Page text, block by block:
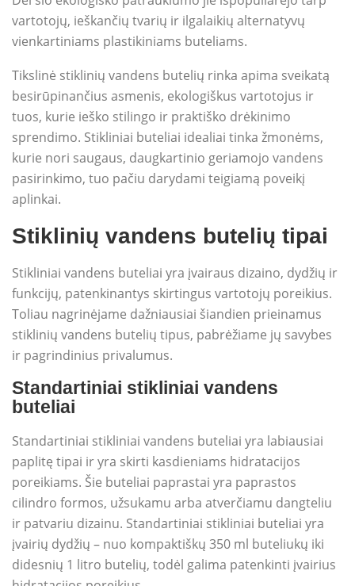
vartotojų, ieškančių tvarių ir ilgalaikių alternatyvų
vienkartiniams plastikiniams buteliams.
Tikslinė stiklinių vandens butelių rinka apima sveikatą
besirūpinančius asmenis, ekologiškus vartotojus ir
tuos, kurie ieško stilingo ir praktiško drėkinimo
sprendimo. Stikliniai buteliai idealiai tinka žmonėms,
kurie nori saugaus, daugkartinio geriamojo vandens
pasirinkimo, tuo pačiu darydami teigiamą poveikį
aplinkai.
Stiklinių vandens butelių tipai
Stikliniai vandens buteliai yra įvairaus dizaino, dydžių ir
funkcijų, patenkinantys skirtingus vartotojų poreikius.
Toliau nagrinėjame dažniausiai šiandien prieinamus
stiklinių vandens butelių tipus, pabrėžiame jų savybes
ir pagrindinius privalumus.
Standartiniai stikliniai vandens
buteliai
Standartiniai stikliniai vandens buteliai yra labiausiai
paplitę tipai ir yra skirti kasdieniams hidratacijos
poreikiams. Šie buteliai paprastai yra paprastos
cilindro formos, užsukamu arba atverčiamu dangteliu
ir patvariu dizainu. Standartiniai stikliniai buteliai yra
įvairių dydžių – nuo ​​kompaktiškų 350 ml buteliukų iki
didesnių 1 litro butelių, todėl galima patenkinti įvairius